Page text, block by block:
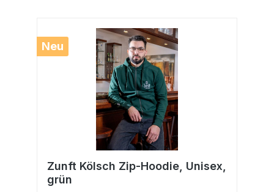
Neu
Zunft Kölsch Zip-Hoodie, Unisex,
grün